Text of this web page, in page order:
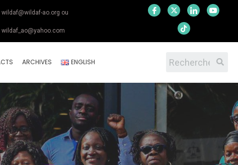
wildaf@wildaf-ao.org ou
wildaf_ao@yahoo.com
ARCHIVES ENGLISH